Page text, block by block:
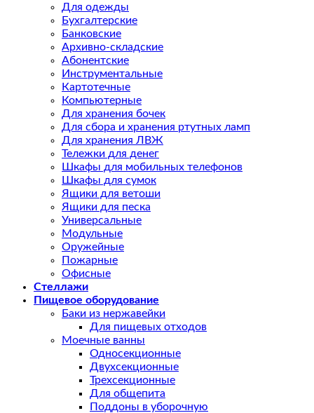
Для одежды
Бухгалтерские
Банковские
Архивно-складские
Абонентские
Инструментальные
Картотечные
Компьютерные
Для хранения бочек
Для сбора и хранения ртутных ламп
Для хранения ЛВЖ
Тележки для денег
Шкафы для мобильных телефонов
Шкафы для сумок
Ящики для ветоши
Ящики для песка
Универсальные
Модульные
Оружейные
Пожарные
Офисные
Стеллажи
Пищевое оборудование
Баки из нержавейки
Для пищевых отходов
Моечные ванны
Односекционные
Двухсекционные
Трехсекционные
Для общепита
Поддоны в уборочную